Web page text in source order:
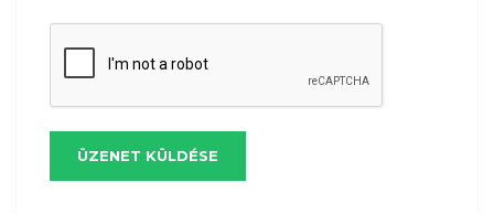
ÜZENET KÜLDÉSE